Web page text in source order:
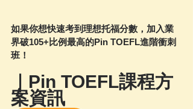
如果你想快速考到理想托福分數，加入業
界破105+比例最高的Pin TOEFL進階衝刺
班！
｜Pin TOEFL課程方
案資訊